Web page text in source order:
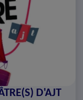
D'AJT